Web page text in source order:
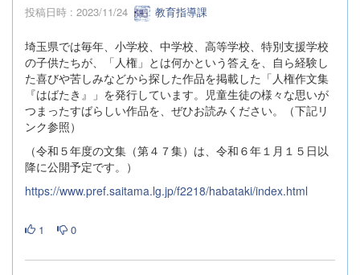
投稿日時 : 2023/11/24 教育指導課
埼玉県では毎年、小学校、中学校、高等学校、特別支援学校
の子供たちが、「人権」とは何かという答えを、自ら経験し
た喜びや苦しみなどから探した作品を掲載した「人権作文集
『はばたき』」を発行しています。児童生徒の様々な思いが
つまったすばらしい作品を、ぜひお読みください。（下記リ
ンク参照）
（令和５年度の文集（第４７集）は、令和６年１月１５日以
降に公開予定です。）
https://www.pref.saitama.lg.jp/f2218/habataki/index.html
1 0